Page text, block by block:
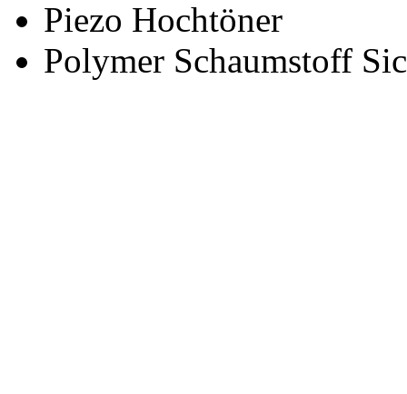
Piezo Hochtöner
Polymer Schaumstoff